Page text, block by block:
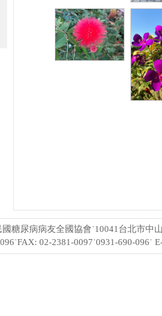
糖尿病病友全國協會˙10041台北市中
02-2381-0097˙0931-690-096˙